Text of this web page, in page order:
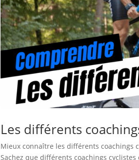
Les différents
Mieux connaître les différents coachings
Sachez que différents coachings